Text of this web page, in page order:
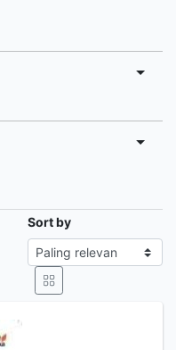
Sort by